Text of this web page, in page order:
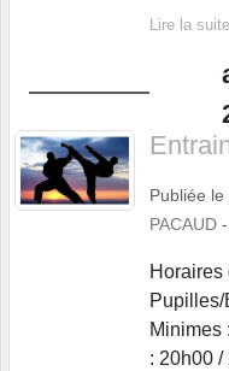
Lire la suite
Publiée le
PACAUD -
Horaires
Pupilles/
Minimes
: 20h00